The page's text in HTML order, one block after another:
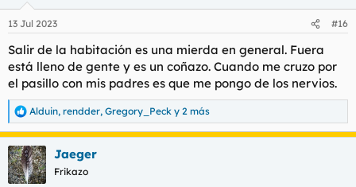
e
:
13 Jul 2023 #16
Salir de la habitación es una mierda en general. Fuera
está lleno de gente y es un coñazo. Cuando me cruzo por
el pasillo con mis padres es que me pongo de los nervios.
R
e
a
c
c
i
Alduin, rendder, Gregory_Peck y 2 más
Jaeger
Frikazo